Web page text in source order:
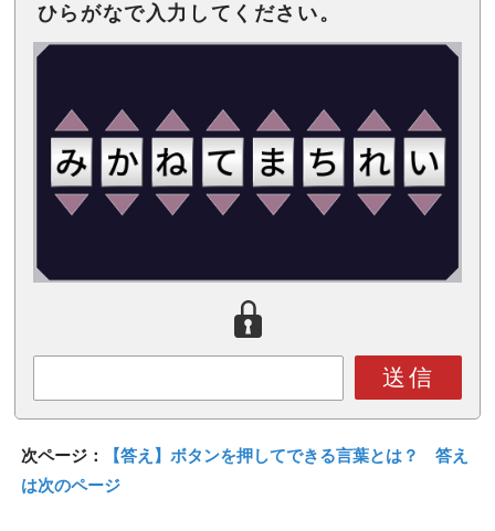
ひらがなで入力してください。
送信
次ページ：
【答え】ボタンを押してできる言葉とは？ 答え
は次のページ